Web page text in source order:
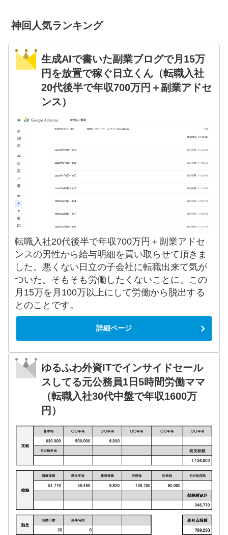
神回人気ランキング
生成AIで書いた副業ブログで月15万
円を放置で稼ぐ日立くん（転職入社
20代後半で年収700万円＋副業アドセ
ンス）
転職入社20代後半で年収700万円＋副業アドセ
ンスの男性から給与明細を買い取らせて頂きま
した。悪くない日立の子会社に転職出来て気が
ついた。そもそも労働したくないことに。この
月15万を月100万以上にして労働から脱出する
とのことです。
詳細ページ
ゆるふわ外資ITでインサイドセール
スしてる元公務員1日5時間労働ママ
（転職入社30代中盤で年収1600万
円）